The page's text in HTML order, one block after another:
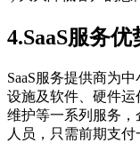
4.SaaS服务优
SaaS服务提供商为
设施及软件、硬件
维护等一系列服务
人员，只需前期支